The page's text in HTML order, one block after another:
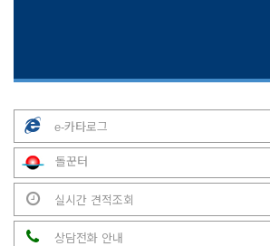
e-카타로그
돌꾼터
실시간 견적조회
상담전화 안내